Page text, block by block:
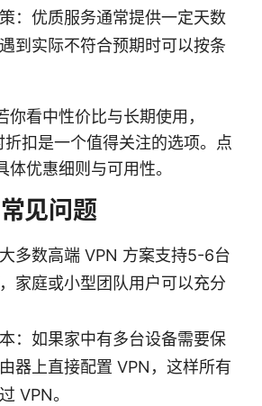
：优质服务通常提供一定天数
到实际不符合预期时可以按条
你看中性价比与长期使用，
扣是一个值得关注的选项。点
体优惠细则与可用性。
见问题
多数高端 VPN 方案支持5-6台
家庭或小型团队用户可以充分
：如果家中有多台设备需要保
器上直接配置 VPN，这样所有
VPN。